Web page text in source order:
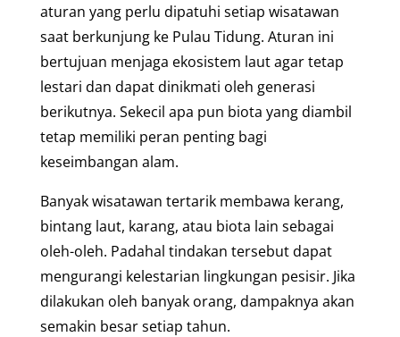
aturan yang perlu dipatuhi setiap wisatawan
saat berkunjung ke Pulau Tidung. Aturan ini
bertujuan menjaga ekosistem laut agar tetap
lestari dan dapat dinikmati oleh generasi
berikutnya. Sekecil apa pun biota yang diambil
tetap memiliki peran penting bagi
keseimbangan alam.
Banyak wisatawan tertarik membawa kerang,
bintang laut, karang, atau biota lain sebagai
oleh-oleh. Padahal tindakan tersebut dapat
mengurangi kelestarian lingkungan pesisir. Jika
dilakukan oleh banyak orang, dampaknya akan
semakin besar setiap tahun.